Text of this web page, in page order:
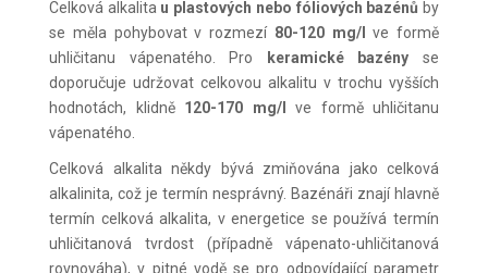
Celková alkalita u plastových nebo fóliových bazénů by
se měla pohybovat v rozmezí 80-120 mg/l
ve formě
uhličitanu vápenatého. Pro
keramické bazény se
doporučuje udržovat celkovou alkalitu v trochu vyšších
hodnotách, klidně 120-170 mg/l
ve formě uhličitanu
vápenatého.
Celková alkalita někdy bývá zmiňována jako celková
alkalinita, což je termín nesprávný. Bazénáři znají hlavně
termín celková alkalita, v energetice se používá termín
uhličitanová tvrdost (případně vápenato-uhličitanová
rovnováha), v pitné vodě se pro odpovídající parametr